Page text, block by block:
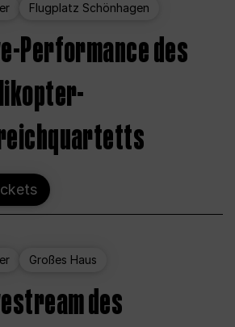
Flugplatz Schönhagen
Performance des
Großes Haus
des